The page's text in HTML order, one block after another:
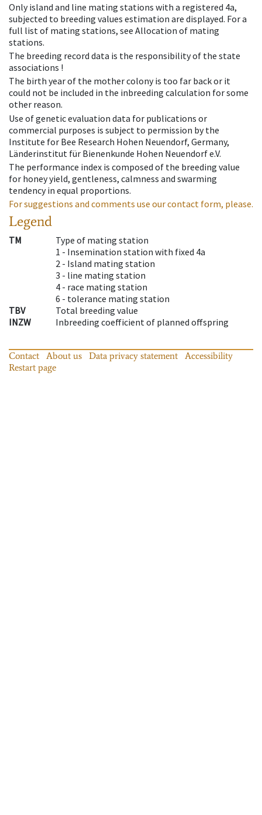
Only island and line mating stations with a registered 4a,
subjected to breeding values estimation are displayed. For a
full list of mating stations, see Allocation of mating
stations.
The breeding record data is the responsibility of the state
associations !
The birth year of the mother colony is too far back or it
could not be included in the inbreeding calculation for some
other reason.
Use of genetic evaluation data for publications or
commercial purposes is subject to permission by the
Institute for Bee Research Hohen Neuendorf, Germany,
Länderinstitut für Bienenkunde Hohen Neuendorf e.V.
The performance index is composed of the breeding value
for honey yield, gentleness, calmness and swarming
tendency in equal proportions.
For suggestions and comments use our contact form, please.
Legend
TM
Type of mating station
1 - Insemination station with fixed 4a
2 - Island mating station
3 - line mating station
4 - race mating station
6 - tolerance mating station
TBV
Total breeding value
INZW
Inbreeding coefficient of planned offspring
Contact About us Data privacy statement
Accessibility
Restart page